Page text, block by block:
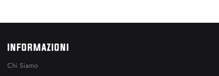
INFORMAZIONI
Chi Siamo